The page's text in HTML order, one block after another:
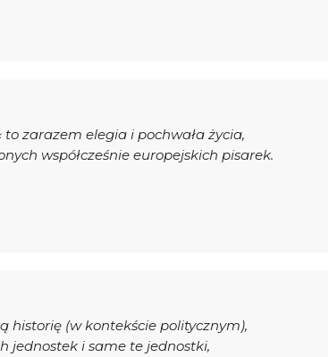
zarazem elegia i pochwała życia,
współcześnie europejskich pisarek.
historię (w kontekście politycznym),
jednostek i same te jednostki,